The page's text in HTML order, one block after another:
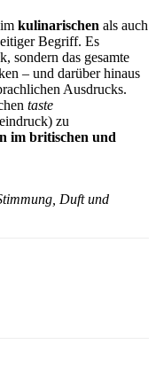
kulinarischen als auch
Begriff. Es
sondern das gesamte
– und darüber hinaus
Ausdrucks.
taste
zu
im britischen und
Duft und